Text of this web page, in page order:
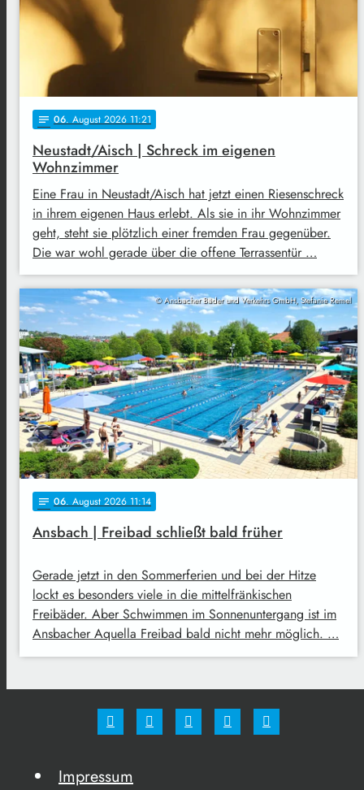
notes 06. August 2026 11:21
Neustadt/Aisch | Schreck im eigenen
Wohnzimmer
Eine Frau in Neustadt/Aisch hat jetzt einen Riesenschreck
in ihrem eigenen Haus erlebt. Als sie in ihr Wohnzimmer
geht, steht sie plötzlich einer fremden Frau gegenüber.
Die war wohl gerade über die offene Terrassentür …
© Ansbacher Bäder und Verkehrs GmbH, Stefanie Remel
notes 06. August 2026 11:14
Ansbach | Freibad schließt bald früher
Gerade jetzt in den Sommerferien und bei der Hitze
lockt es besonders viele in die mittelfränkischen
Freibäder. Aber Schwimmen im Sonnenuntergang ist im
Ansbacher Aquella Freibad bald nicht mehr möglich. …
Impressum